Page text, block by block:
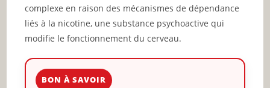
complexe en raison des mécanismes de dépendance
liés à la nicotine, une substance psychoactive qui
modifie le fonctionnement du cerveau.
BON À SAVOIR